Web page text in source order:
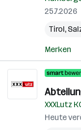
25.7.2026
Tirol,
Merken
XXXLutz
Heute